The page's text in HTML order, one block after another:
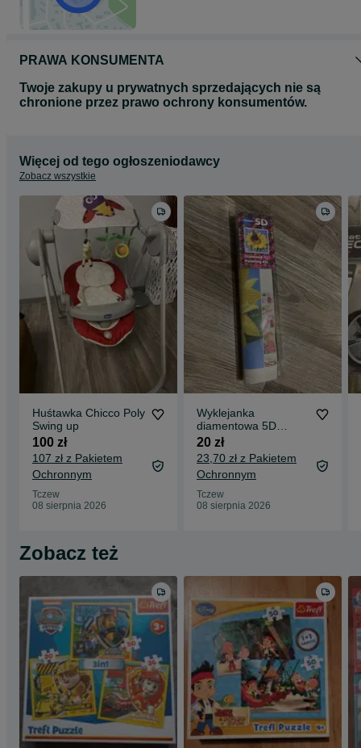
PRAWA KONSUMENTA
Twoje zakupy u prywatnych sprzedających nie są
chronione przez prawo ochrony konsumentów.
Więcej od tego ogłoszeniodawcy
Zobacz wszystkie
Huśtawka Chicco Poly
Swing up
100 zł
107 zł z Pakietem
Ochronnym
Tczew
08 sierpnia 2026
Wyklejanka
diamentowa 5D
30x30 cm
20 zł
23,70 zł z Pakietem
Ochronnym
Tczew
08 sierpnia 2026
Zobacz też